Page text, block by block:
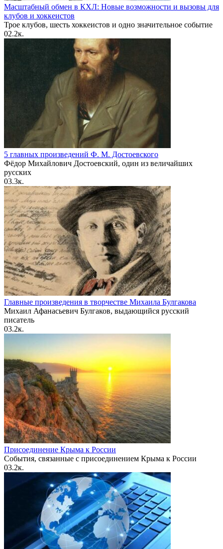
Масштабный обмен в КХЛ: Новые возможности и вызовы для
клубов и хоккеистов
Трое клубов, шесть хоккеистов и одно значительное событие
02.2к.
5 главных произведений Ф. М. Достоевского
Фёдор Михайлович Достоевский, один из величайших
русских
03.3к.
Главные произведения в творчестве Михаила Булгакова
Михаил Афанасьевич Булгаков, выдающийся русский
писатель
03.2к.
Присоединение Крыма к России
События, связанные с присоединением Крыма к России
03.2к.